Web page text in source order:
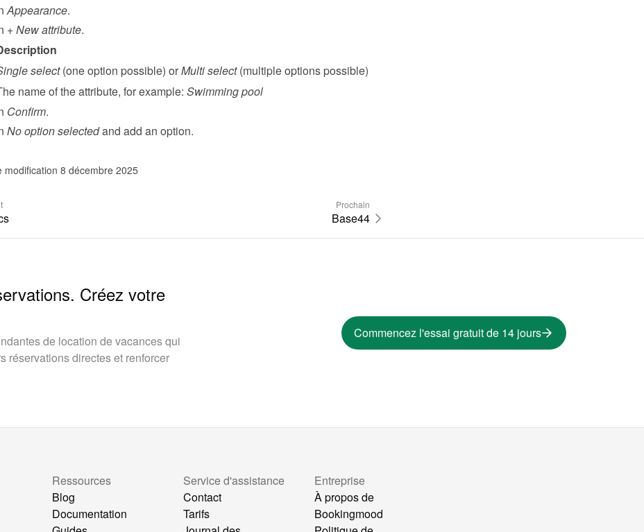
Appearance.
+ New attribute.
select (one option possible) or Multi select (multiple options possible)
name of the attribute, for example: Swimming pool
Confirm.
No option selected and add an option.
modification 8 décembre 2025
Prochain
Base44
Créez votre
de location de vacances qui
réservations directes et renforcer
Commencez l'essai gratuit de 14 jours
Ressources
Blog
Documentation
Service d'assistance
Contact
Tarifs
Entreprise
À propos de
Bookingmood